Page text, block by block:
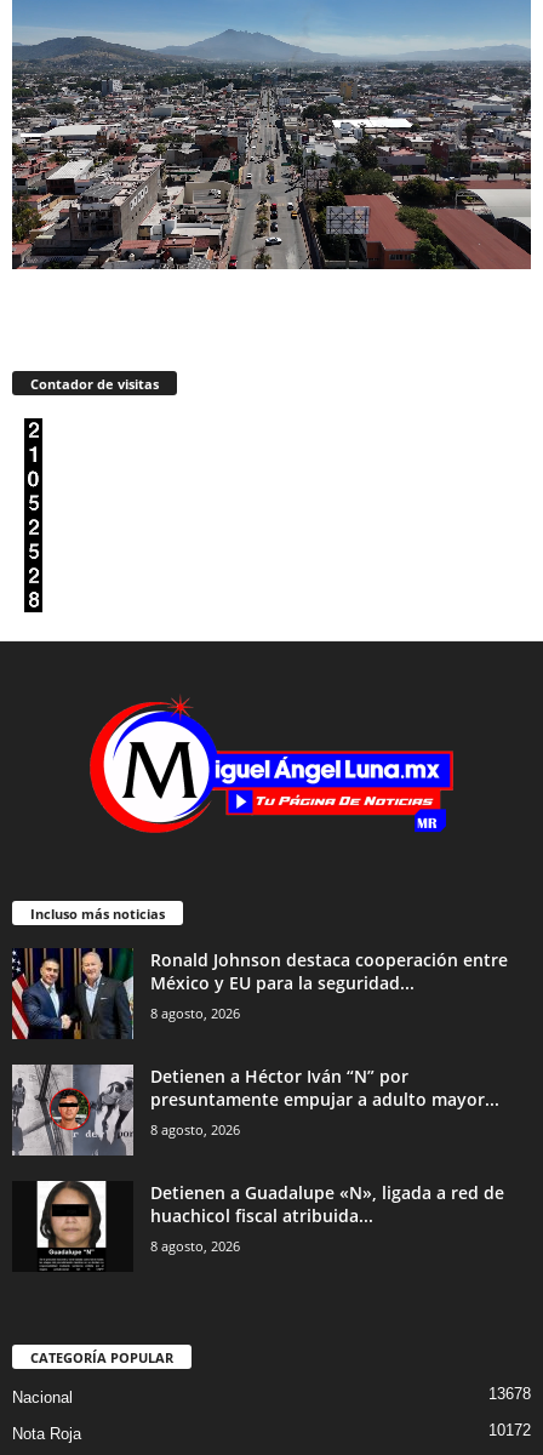
Contador de visitas
Incluso más noticias
Ronald Johnson destaca cooperación entre
México y EU para la seguridad...
8 agosto, 2026
Detienen a Héctor Iván “N” por
presuntamente empujar a adulto mayor...
8 agosto, 2026
Detienen a Guadalupe «N», ligada a red de
huachicol fiscal atribuida...
8 agosto, 2026
CATEGORÍA POPULAR
Nacional 13678
Nota Roja 10172